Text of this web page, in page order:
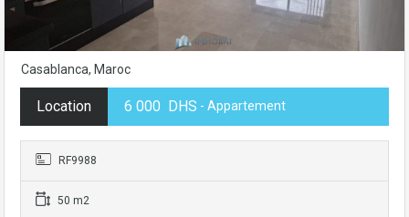
Casablanca, Maroc
Location 6 000 DHS - Appartement
RF9988
50 m2